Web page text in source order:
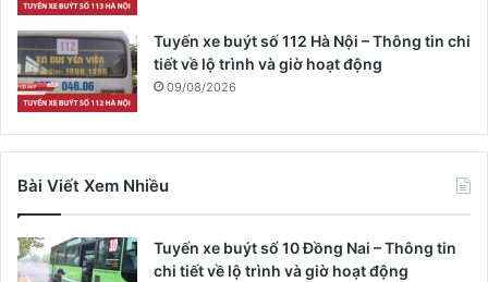
Tuyến xe buýt số 112 Hà Nội – Thông tin chi
tiết về lộ trình và giờ hoạt động
09/08/2026
Bài Viết Xem Nhiều
Tuyến xe buýt số 10 Đồng Nai – Thông tin
chi tiết về lộ trình và giờ hoạt động